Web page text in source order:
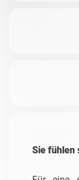
Sie fühlen